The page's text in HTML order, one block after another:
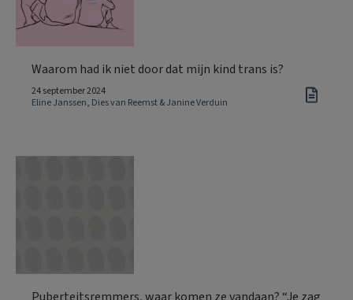
Waarom had ik niet door dat mijn kind trans is?
24 september 2024
Eline Janssen, Dies van Reemst & Janine Verduin